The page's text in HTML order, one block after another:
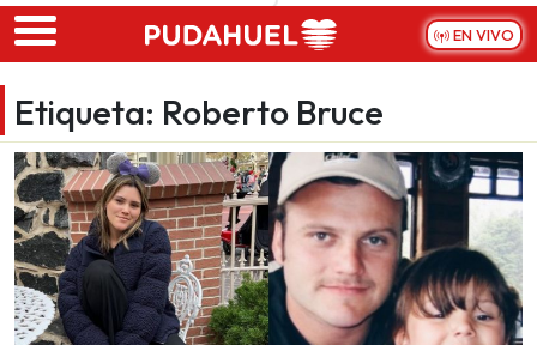
Skip to main content
EN VIVO
Etiqueta: Roberto Bruce